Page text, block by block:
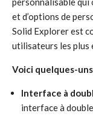
et d’options de
Solid Explorer est
utilisateurs les plus
Voici quelques-
Interface à
interface à